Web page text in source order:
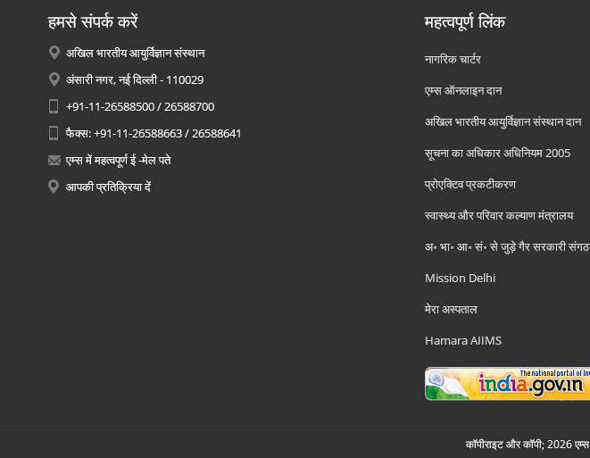
हमसे संपर्क करें
अखिल भारतीय आयुर्विज्ञान संस्थान
अंसारी नगर, नई दिल्ली - 110029
+91-11-26588500 / 26588700
फैक्स: +91-11-26588663 / 26588641
एम्स में महत्वपूर्ण ई -मेल पते
आपकी प्रतिक्रिया दें
महत्वपूर्ण लिंक
नागरिक चार्टर
एम्स ऑनलाइन दान
अखिल भारतीय आयुर्विज्ञान संस्थान दान
सूचना का अधिकार अधिनियम 2005
प्रोएक्टिव प्रकटीकरण
स्वास्थ्य और परिवार कल्याण मंत्रालय
अ॰ भा॰ आ॰ सं॰ से जुड़े गैर सरकारी
Mission Delhi
मेरा अस्पताल
Hamara AIIMS
कॉपीराइट और कॉपी; 2026